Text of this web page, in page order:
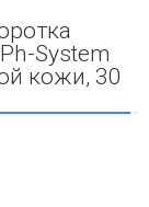
System
кожи, 30